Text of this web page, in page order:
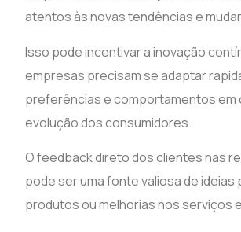
atentos às novas tendências e
Isso pode incentivar a inovação
empresas precisam se adaptar
preferências e comportamentos em
evolução dos consumidores.
O feedback direto dos clientes nas
pode ser uma fonte valiosa de ideias
produtos ou melhorias nos serviços